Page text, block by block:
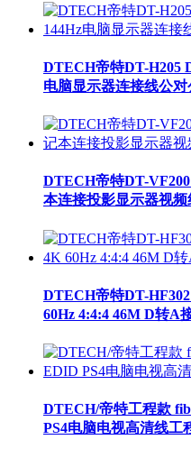
DTECH帝特DT-H205
电脑显示器连接线公
DTECH帝特DT-
本连接投影显示器视
DTECH帝特DT-
60Hz 4:4:4 46M D转A
DTECH/帝特工程款
PS4电脑电视高清线工